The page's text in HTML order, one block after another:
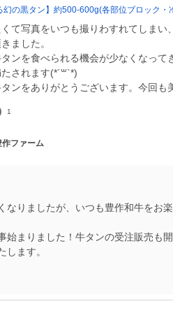
幻の黒タン】約500-600g(各部位ブロック・
て写真をいつも撮りわすれてしまい
ました。
ンを食べられる機会が少なくなっ
されます(*´꒳`*)
ンをありがとうございます。今回も
1
作ファーム
なりましたが、いつも豊作和牛をお
始まりました！牛タンの受注販売も
します。